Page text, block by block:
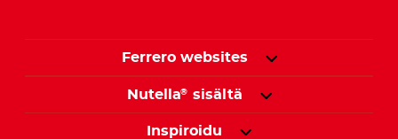
Ferrero websites
Nutella® sisältä
Inspiroidu